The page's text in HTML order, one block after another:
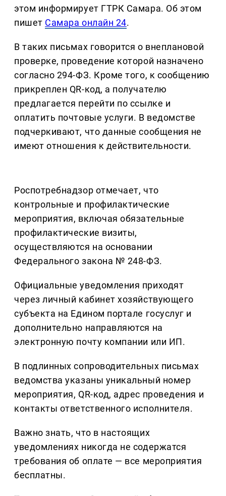
этом информирует ГТРК Самара. Об этом
пишет Самара онлайн 24.
В таких письмах говорится о внеплановой
проверке, проведение которой назначено
согласно 294-ФЗ. Кроме того, к сообщению
прикреплен QR-код, а получателю
предлагается перейти по ссылке и
оплатить почтовые услуги. В ведомстве
подчеркивают, что данные сообщения не
имеют отношения к действительности.
Роспотребнадзор отмечает, что
контрольные и профилактические
мероприятия, включая обязательные
профилактические визиты,
осуществляются на основании
Федерального закона № 248-ФЗ.
Официальные уведомления приходят
через личный кабинет хозяйствующего
субъекта на Едином портале госуслуг и
дополнительно направляются на
электронную почту компании или ИП.
В подлинных сопроводительных письмах
ведомства указаны уникальный номер
мероприятия, QR-код, адрес проведения и
контакты ответственного исполнителя.
Важно знать, что в настоящих
уведомлениях никогда не содержатся
требования об оплате — все мероприятия
бесплатны.